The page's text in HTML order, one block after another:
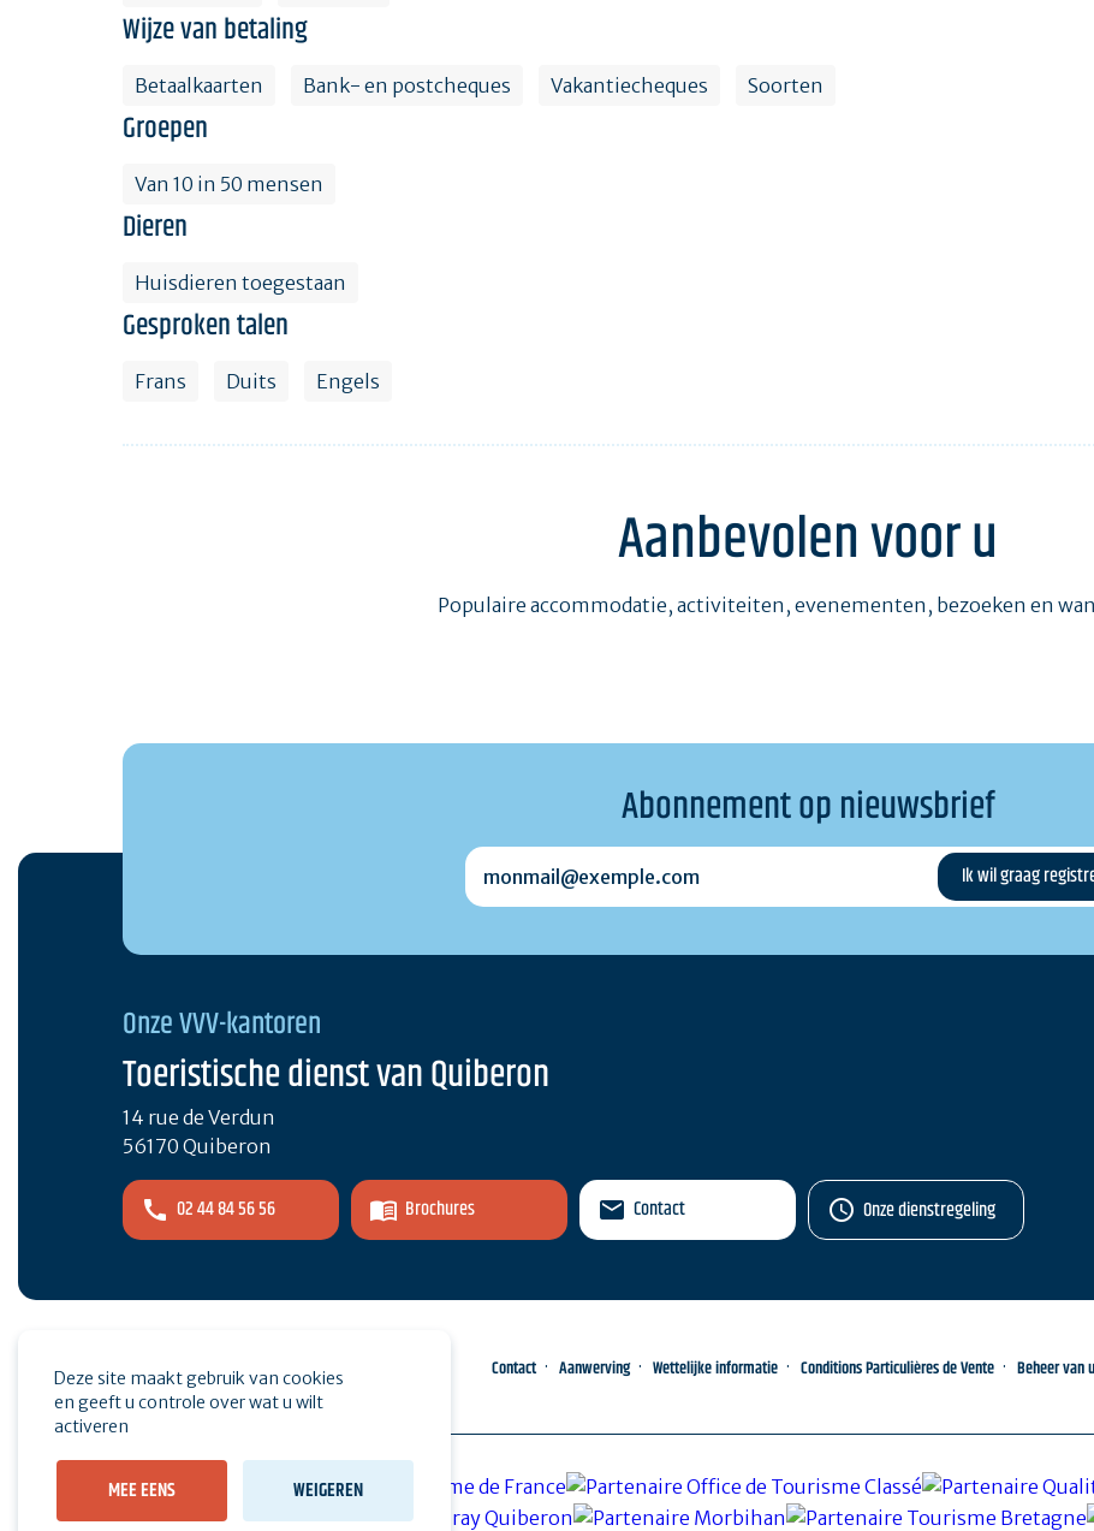
Wijze van betaling
Betaalkaarten Bank- en postcheques Vakantiecheques Soorten
Groepen
Van 10 in 50 mensen
Dieren
Huisdieren toegestaan
Gesproken talen
Frans Duits Engels
Aanbevolen voor u
Populaire accommodatie, activiteiten, evenementen, bezoeken en
Abonnement op nieuwsbrief
monmail@exemple.com
Onze VVV-kantoren
Toeristische dienst van Quiberon
14 rue de Verdun
56170 Quiberon
02 44 84 56 56 Brochures Contact Onze dienstregeling
Espace pro Druk op Contact Aanwerving Wettelijke informatie Conditions Particulières de Vente Beheer van
Deze site maakt gebruik van cookies
en geeft u controle over wat u wilt
activeren
MEE EENS WEIGEREN